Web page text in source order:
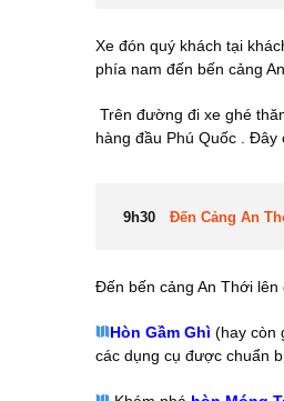
Xe đón quý khách tại
phía nam đến bến cảng
Trên đường đi xe ghé
hàng đầu Phú Quốc .
9h30 Đến Cảng An
Đến bến cảng An Thới lên
Hòn Gầm Ghì (hay còn
các dụng cụ được chuẩn